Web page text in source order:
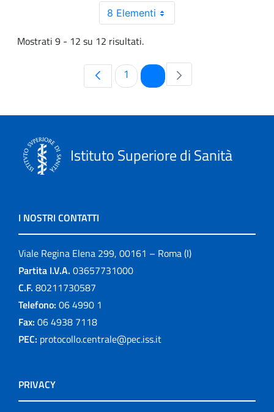
8 Elementi
Mostrati 9 - 12 su 12 risultati.
Pagina
1 Pagina
Istituto Superiore di Sanità
I NOSTRI CONTATTI
Viale Regina Elena 299, 00161 – Roma (I)
Partita I.V.A. 03657731000
C.F. 80211730587
Telefono: 06 4990 1
Fax: 06 4938 7118
PEC: protocollo.centrale@pec.iss.it
PRIVACY